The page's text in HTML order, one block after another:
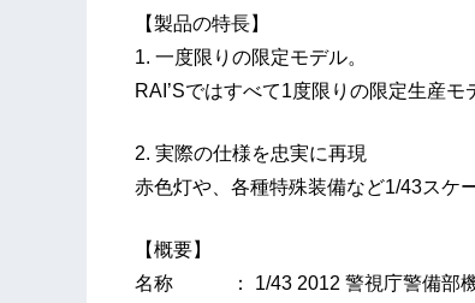
【製品の特長】
1. 一度限りの限定モデル。
RAI’Sではすべて1度限りの限定生産モ
2. 実際の仕様を忠実に再現
赤色灯や、各種特殊装備など1/43スケ
【概要】
名称 ： 1/43 2012 警視庁警備部機